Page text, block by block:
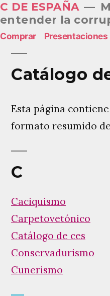
Saltar
al
contenido
C DE ESPAÑA
entender la
Comprar Presentaciones
Catálogo
Esta página
formato resumido
C
Caciquismo
Carpetovetónico
Catálogo de ces
Conservadurismo
Cunerismo